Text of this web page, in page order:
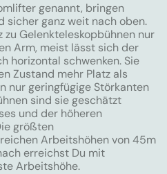
genannt, bringen
sicher ganz weit nach oben.
zu Gelenkteleskopbühnen nur
Arm, meist lässt sich der
horizontal schwenken. Sie
Zustand mehr Platz als
nur geringfügige Störkanten
sind sie geschätzt
und der höheren
größten
Arbeitshöhen von 45m
erreichst Du mit
Arbeitshöhe.